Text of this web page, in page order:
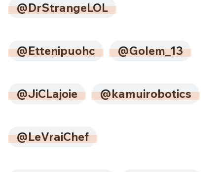
@DrStrangeLOL
@Ettenipuohc @Golem_13
@JiCLajoie @kamuirobotics
@LeVraiChef